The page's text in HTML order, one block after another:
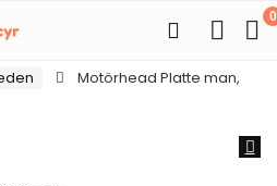
0
Motörhead Platte man,